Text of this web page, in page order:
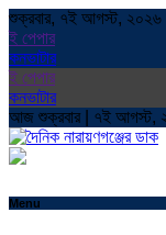
শুক্রবার, ৭ই আগস্ট, ২০২৬
ই পেপার
কনভাটার
ই পেপার
কনভাটার
আজ শুক্রবার | ৭ই আগস্ট,
Menu